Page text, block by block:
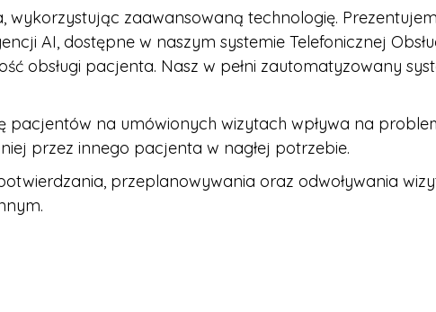
zaawansowaną technologię.
AI, dostępne w naszym systemie Telefonicznej
obsługi pacjenta. Nasz w pełni zautomatyzowany
pacjentów na umówionych wizytach wpływa na
przez innego pacjenta w nagłej potrzebie.
przeplanowywania oraz odwoływania